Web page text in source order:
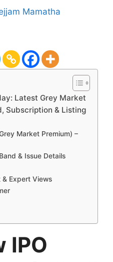
Mamatha
Latest Grey Market
Subscription & Listing
Market Premium) –
& Issue Details
Expert Views
IPO